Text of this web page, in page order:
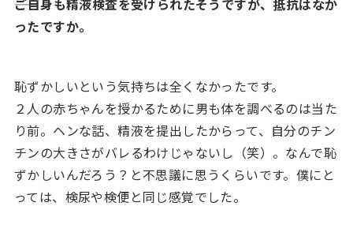
――ご自身も精液検査を受けられたそうですが、抵抗はなか
ったですか。
恥ずかしいという気持ちは全くなかったです。
２人の赤ちゃんを授かるために男も体を調べるのは当た
り前。ヘンな話、精液を提出したからって、自分のチン
チンの大きさがバレるわけじゃないし（笑）。なんで恥
ずかしいんだろう？と不思議に思うくらいです。僕にと
っては、検尿や検便と同じ感覚でした。